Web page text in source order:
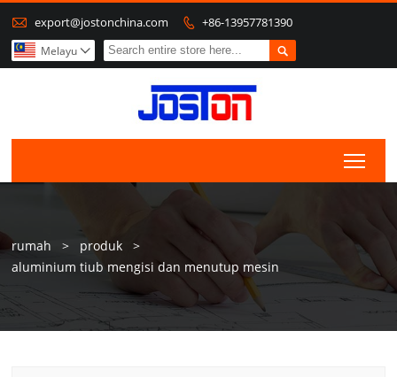
 export@jostonchina.com  +86-13957781390

Melayu 
rumah > produk
>
aluminium tiub mengisi dan menutup mesin